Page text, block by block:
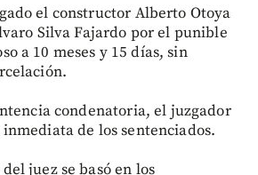
el constructor Alberto Otoya
Silva Fajardo por el punible
a 10 meses y 15 días, sin
condenatoria, el juzgador
de los sentenciados.
juez se basó en los